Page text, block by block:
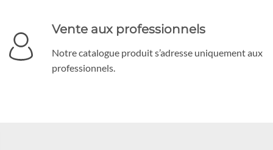
Vente aux professionnels
Notre catalogue produit s’adresse uniquement aux
professionnels.